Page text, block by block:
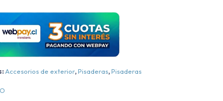
XLS/Raptor
Accesorios de exterior,Pisaderas,Pisaderas